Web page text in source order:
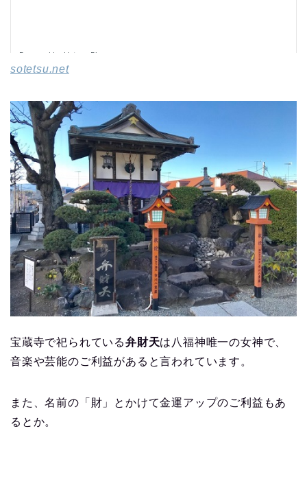
sotetsu.net
宝蔵寺で祀られている弁財天は八福神唯一の女神で、
音楽や芸能のご利益があると言われています。
また、名前の「財」とかけて金運アップのご利益もあ
るとか。